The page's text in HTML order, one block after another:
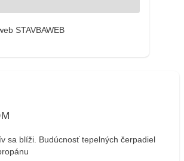
STAVBAWEB
sa blíži. Budúcnosť tepelných čerpadiel